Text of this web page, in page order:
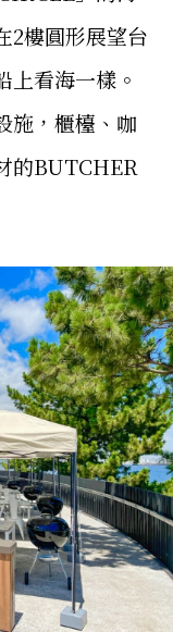
2樓圓形展望台
上看海一樣。
施，櫃檯、咖
的BUTCHER